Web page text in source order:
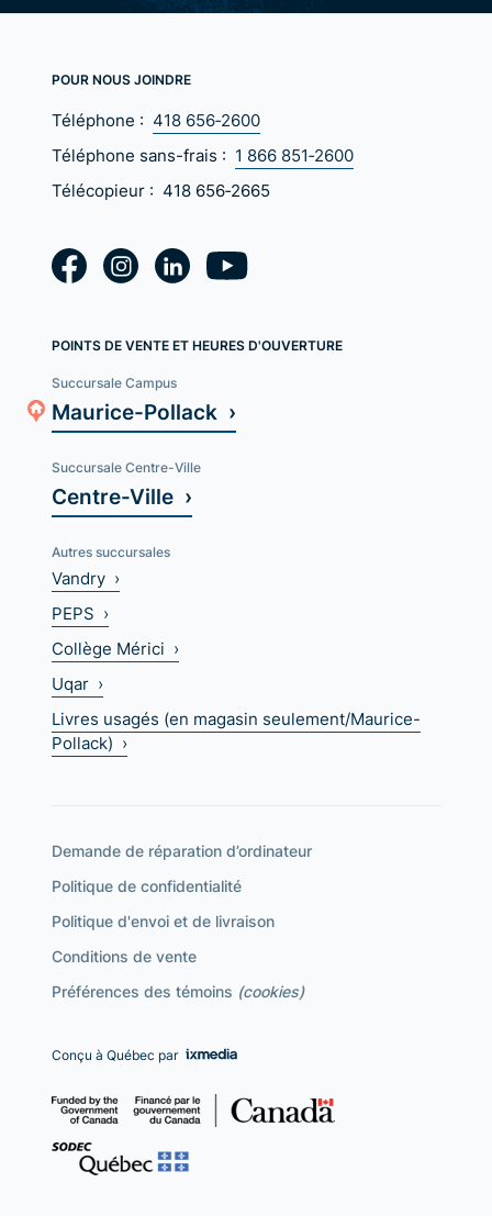
POUR NOUS JOINDRE
Téléphone : 418 656‑2600
Téléphone sans-frais : 1 866 851‑2600
Télécopieur : 418 656‑2665
POINTS DE VENTE ET HEURES D'OUVERTURE
Succursale Campus
Maurice-Pollack ›
Succursale Centre-Ville
Centre-Ville ›
Autres succursales
Vandry ›
PEPS ›
Collège Mérici ›
Uqar ›
Livres usagés (en magasin seulement/Maurice-
Pollack) ›
Demande de réparation d’ordinateur
Politique de confidentialité
Politique d'envoi et de livraison
Conditions de vente
Préférences des témoins (cookies)
Conçu à Québec par